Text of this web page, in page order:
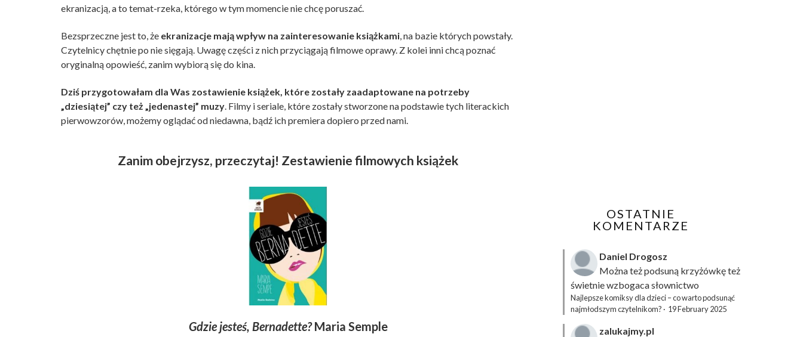
ekranizacją, a to temat-rzeka, którego w tym momencie nie chcę poruszać.
Bezsprzeczne jest to, że ekranizacje mają wpływ na zainteresowanie książkami, na bazie których powstały.
Czytelnicy chętnie po nie sięgają. Uwagę części z nich przyciągają filmowe oprawy. Z kolei inni chcą poznać
oryginalną opowieść, zanim wybiorą się do kina.
Dziś przygotowałam dla Was zostawienie książek, które zostały zaadaptowane na potrzeby
„dziesiątej” czy też „jedenastej” muzy. Filmy i seriale, które zostały stworzone na podstawie tych literackich
pierwowzorów, możemy oglądać od niedawna, bądź ich premiera dopiero przed nami.
Zanim obejrzysz, przeczytaj! Zestawienie filmowych książek
Gdzie jesteś, Bernadette?Maria Semple
OSTATNIE
KOMENTARZE
Daniel Drogosz
Można też podsuną krzyżówkęteż
świetnie wzbogaca słownictwo
Najlepsze komiksy dla dzieci – co warto podsunąć
najmłodszym czytelnikom? · 19 February 2025
zalukajmy.pl